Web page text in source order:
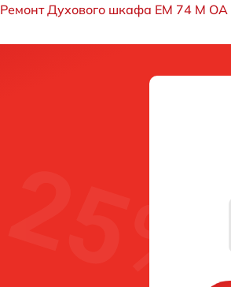
Ремонт Духового шкафа EM 74 M OA